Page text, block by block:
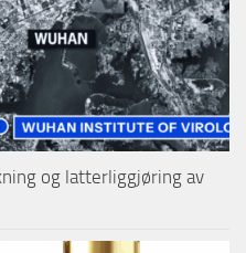
og latterliggjøring av